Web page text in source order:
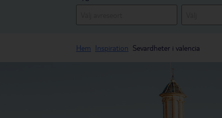
Hem Inspiration Sevardheter i valencia